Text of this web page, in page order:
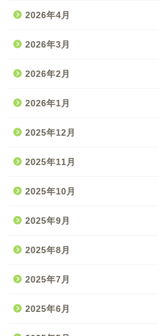
2026年4月
2026年3月
2026年2月
2026年1月
2025年12月
2025年11月
2025年10月
2025年9月
2025年8月
2025年7月
2025年6月